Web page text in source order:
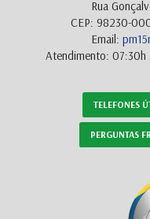
Rua
CEP: 98230-
Email:
Atendimento: 07:30h
TELEFONES
PERGUNTAS